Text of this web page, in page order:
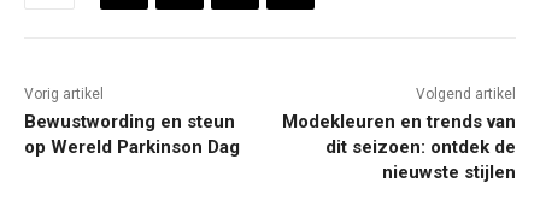
Vorig artikel
Bewustwording en steun
op Wereld Parkinson Dag
Volgend artikel
Modekleuren en trends van
dit seizoen: ontdek de
nieuwste stijlen